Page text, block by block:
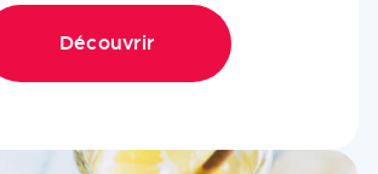
Découvrir